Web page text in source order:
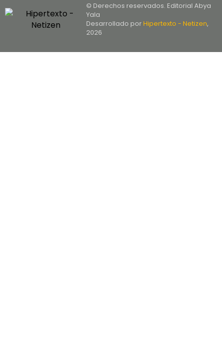
© Derechos reservados. Editorial Abya
Yala
Desarrollado porHipertexto - Netizen,
2026